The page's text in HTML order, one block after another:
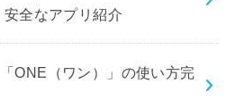
全なアプリ紹介
ONE（ワン）」の使い方完